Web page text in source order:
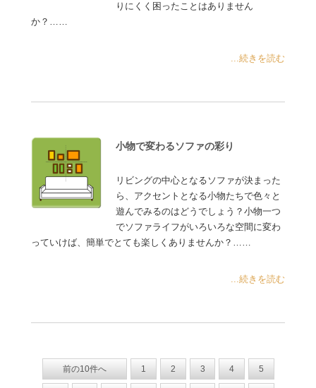
りにくく困ったことはありません
か？……
...続きを読む
小物で変わるソファの彩り
リビングの中心となるソファが決まった
ら、アクセントとなる小物たちで色々と
遊んでみるのはどうでしょう？小物一つ
でソファライフがいろいろな空間に変わ
っていけば、簡単でとても楽しくありませんか？……
...続きを読む
前の10件へ 1 2 3 4 5